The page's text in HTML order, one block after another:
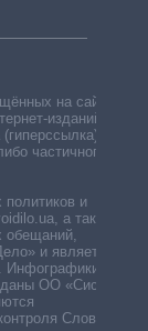
на сайте,
изданий —
частичного
и
а также
обещаний,
и является
ОО «Система
Слово и